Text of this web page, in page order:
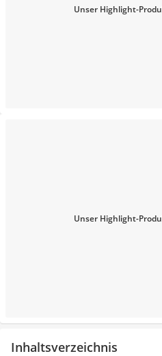
Unser Highlight-
Unser Highlight-
Inhaltsverzeichnis